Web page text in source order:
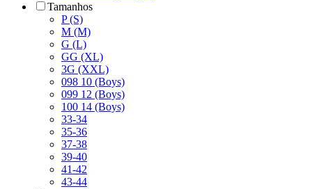
Tamanhos
P (S)
M (M)
G (L)
GG (XL)
3G (XXL)
098 10 (Boys)
099 12 (Boys)
100 14 (Boys)
33-34
35-36
37-38
39-40
41-42
43-44